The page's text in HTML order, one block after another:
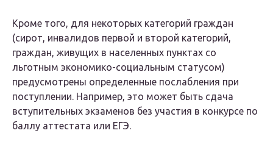
Кроме того, для некоторых категорий граждан
(сирот, инвалидов первой и второй категорий,
граждан, живущих в населенных пунктах со
льготным экономико-социальным статусом)
предусмотрены определенные послабления при
поступлении. Например, это может быть сдача
вступительных экзаменов без участия в конкурсе по
баллу аттестата или ЕГЭ.